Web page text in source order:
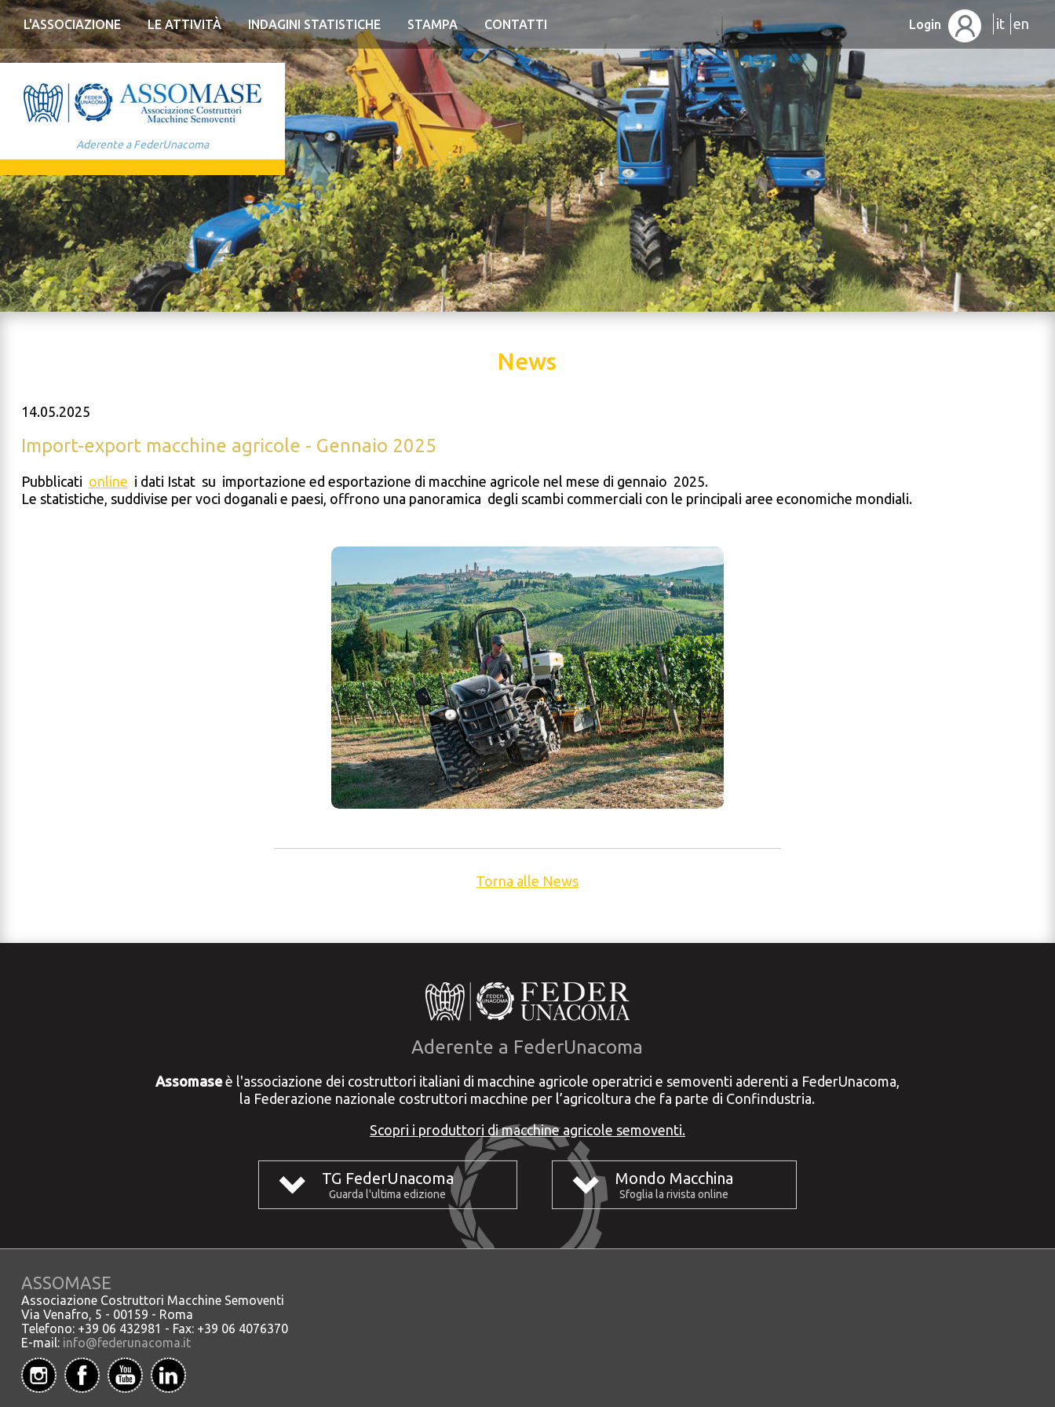
Login it en
L'ASSOCIAZIONE LE ATTIVITÀ INDAGINI STATISTICHE STAMPA CONTATTI
Aderente a FederUnacoma
News
14.05.2025
Import-export macchine agricole - Gennaio 2025
Pubblicati online i dati Istat su importazione ed esportazione di macchine agricole nel mese di gennaio 2025.
Le statistiche, suddivise per voci doganali e paesi, offrono una panoramica degli scambi commerciali con le principali aree economiche mondiali.
Torna alle News
Aderente a FederUnacoma
Assomaseè l'associazione dei costruttori italiani di macchine agricole operatrici e semoventi aderenti a FederUnacoma,
la Federazione nazionale costruttori macchine per l’agricoltura che fa parte di Confindustria.
Scopri i produttori di macchine agricole semoventi.
TG FederUnacoma
Guarda l'ultima edizione
Mondo Macchina
Sfoglia la rivista online
ASSOMASE
Associazione Costruttori Macchine Semoventi
Via Venafro, 5 - 00159 - Roma
Telefono: +39 06 432981 - Fax: +39 06 4076370
E-mail: info@federunacoma.it